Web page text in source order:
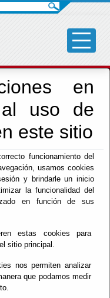
en
uso de
este sitio
funcionamiento del
usamos cookies
y brindarle un inicio
la funcionalidad del
en función de sus
estas cookies para
sitio principal.
nos permiten analizar
que podamos medir
e
del Área